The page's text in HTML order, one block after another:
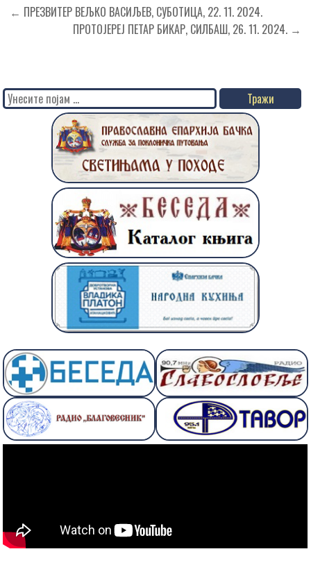
Кретање
чланка
← ПРЕЗВИТЕР ВЕЉКО ВАСИЉЕВ, СУБОТИЦА, 22. 11. 2024.
ПРОТОЈЕРЕЈ ПЕТАР БИКАР, СИЛБАШ, 26. 11. 2024. →
Search
for: